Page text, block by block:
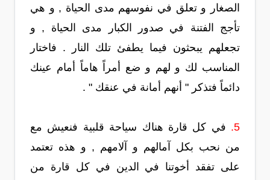
الصغار و تعلق في نفوسهم مدى الحياة , و هي
تأجج الفتنة في صدور الكبار مدى الحياة , و
تجعلهم يبحثون فيما يطفئ تلك النار . فاختار
المناسب لك و لهم و ضع أمراً هاماً أمام عينك
دائماً فتذكر " أنهم أمانة في عنقك " .
5.
في كل قارة هناك سياحة قلبية فنعيش مع
من نحب بكل آمالهم و آلامهم , و هذه تعتمد
على تفقد أخوتنا في الدين في كل قارة من